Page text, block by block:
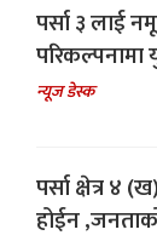
पर्सा ३ लाई
परिकल्पनामा
न्यूज डेस्क
पर्सा क्षेत्र ४
होईन